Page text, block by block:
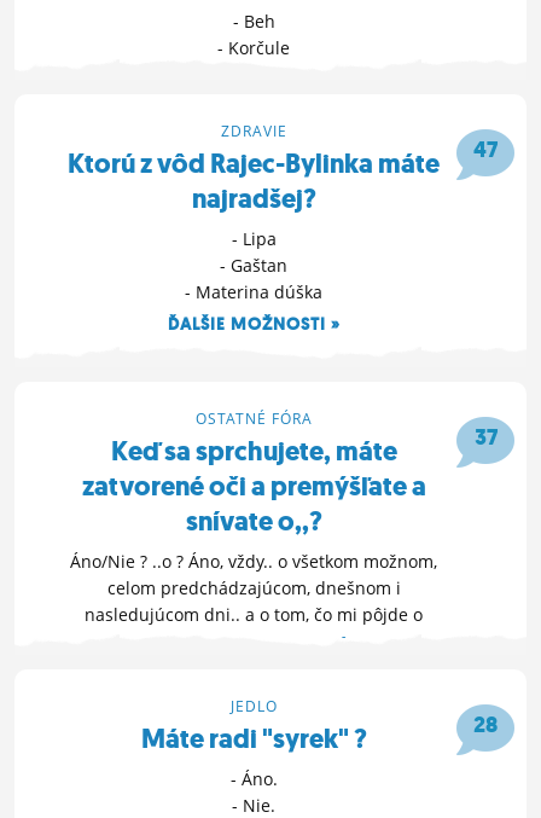
- Beh
- Korčule
47
ZDRAVIE
Ktorú z vôd Rajec-Bylinka máte
najradšej?
- Lipa
- Gaštan
- Materina dúška
ĎALŠIE MOŽNOSTI »
37
OSTATNÉ FÓRA
Keď sa sprchujete, máte
zatvorené oči a premýšľate a
snívate o,,?
Áno/Nie ? ..o ? Áno, vždy.. o všetkom možnom,
celom predchádzajúcom, dnešnom i
nasledujúcom dni.. a o tom, čo mi pôjde o
28
JEDLO
Máte radi "syrek" ?
- Áno.
- Nie.